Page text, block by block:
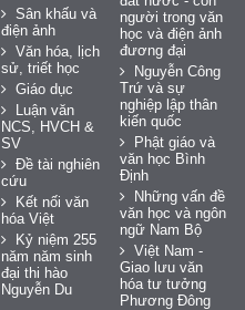
Sân khấu và
điện ảnh
Văn hóa, lịch
sử, triết học
Giáo dục
Luận văn
NCS, HVCH &
SV
Đề tài nghiên
cứu
Kết nối văn
hóa Việt
Kỷ niệm 255
năm năm sinh
đại thi hào
Nguyễn Du
người trong văn
học và điện ảnh
đương đại
Nguyễn Công
Trứ và sự
nghiệp lập thân
kiến quốc
Phật giáo và
văn học Bình
Định
Những vấn đề
văn học và ngôn
ngữ Nam Bộ
Việt Nam -
Giao lưu văn
hóa tư tưởng
Phương Đông